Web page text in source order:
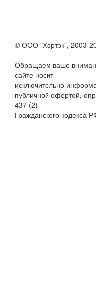
© ООО "Хортэк", 2003-
Обращаем ваше
сайте носит
исключительно
публичной офертой,
437 (2)
Гражданского кодекса